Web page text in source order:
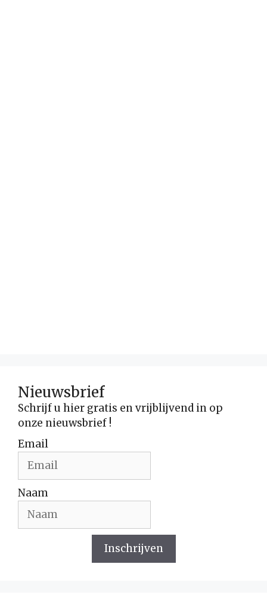
Nieuwsbrief
Schrijf u hier gratis en vrijblijvend in op
onze nieuwsbrief !
Email
Naam
Inschrijven